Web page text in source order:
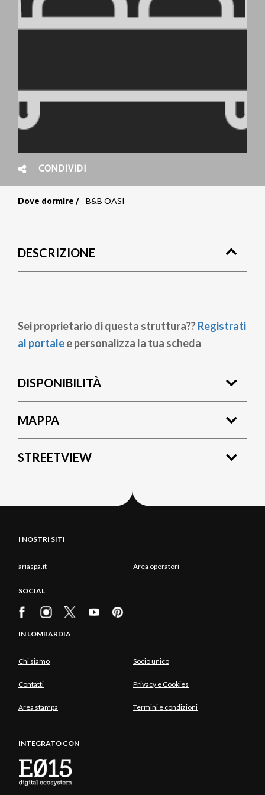
CONDIVIDI
pane
Dove dormire B&B OASI
DESCRIZIONE
Sei proprietario di questa struttura??Registrati
al portalee personalizza la tua scheda
DISPONIBILITÀ
MAPPA
STREETVIEW
I NOSTRI SITI
ariaspa.it Area operatori
SOCIAL
IN LOMBARDIA
Chi siamo Socio unico
Contatti Privacy e Cookies
Area stampa Termini e condizioni
INTEGRATO CON